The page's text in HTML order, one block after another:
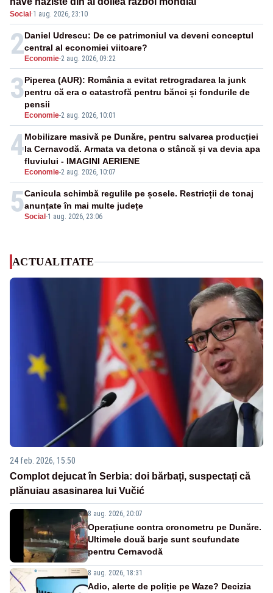
Social ·1 aug. 2026, 23:10
2 Economie-2 aug. 2026, 09:22
Daniel Udrescu: De ce patrimoniul va deveni conceptul
central al economiei viitoare?
3
Economie-2 aug. 2026, 10:01
Piperea (AUR): România a evitat retrogradarea la junk
pentru că era o catastrofă pentru bănci și fondurile de
pensii
4
Economie-2 aug. 2026, 10:07
Mobilizare masivă pe Dunăre, pentru salvarea producției
la Cernavodă. Armata va detona o stâncă și va devia apa
fluviului - IMAGINI AERIENE
5Social -1 aug. 2026, 23:06
Canicula schimbă regulile pe șosele. Restricții de tonaj
anunțate în mai multe județe
ACTUALITATE
24 feb. 2026, 15:50
Complot dejucat în Serbia: doi bărbați, suspectați că
plănuiau asasinarea lui Vučić
8 aug. 2026, 20:07
Operațiune contra cronometru pe Dunăre.
Ultimele două barje sunt scufundate
pentru Cernavodă
8 aug. 2026, 18:31
Adio, alerte de poliție pe Waze? Decizia